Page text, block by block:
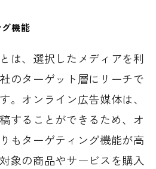
機能
は、選択したメディアを利
のターゲット層にリーチで
。オンライン広告媒体は、
することができるため、オ
もターゲティング機能が高
象の商品やサービスを購入